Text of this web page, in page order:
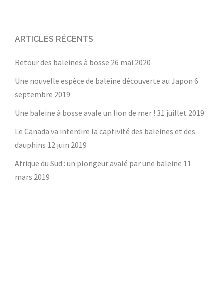
ARTICLES RÉCENTS
Retour des baleines à bosse 26 mai 2020
Une nouvelle espèce de baleine découverte au Japon 6
septembre 2019
Une baleine à bosse avale un lion de mer ! 31 juillet 2019
Le Canada va interdire la captivité des baleines et des
dauphins 12 juin 2019
Afrique du Sud : un plongeur avalé par une baleine 11
mars 2019